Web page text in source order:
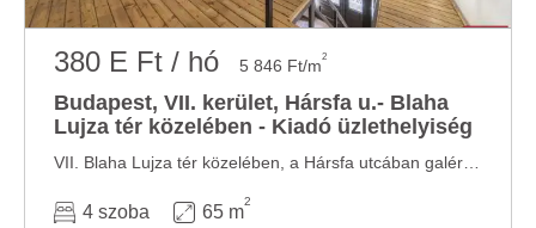
380 E Ft / hó 5 846 Ft/m2
Budapest, VII. kerület, Hársfa u.- Blaha
Lujza tér közelében - Kiadó üzlethelyiség
4 szoba 65 m
2